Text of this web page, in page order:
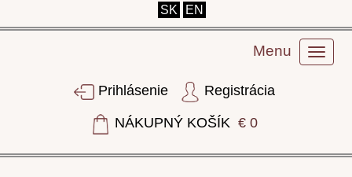
SK EN
Menu
Prihlásenie Registrácia
NÁKUPNÝ KOŠÍK € 0